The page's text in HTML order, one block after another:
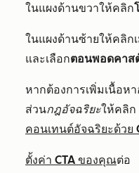
ในแผงด้านขวาให้คลิก
ในแผงด้านซ้ายให้คลิก
และเลือกตอนพอดคาส
หากต้องการเพิ่มเนื้อห
ส่วนกฎอัจฉริยะให้คลิก
คอนเทนต์อัจฉริยะด้วย
ตั้งค่า CTA ของคุณต่อ